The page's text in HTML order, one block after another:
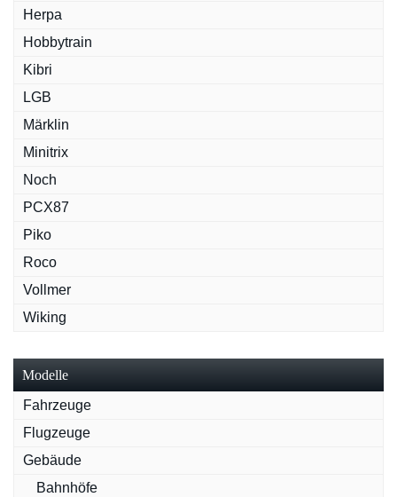
Herpa
Hobbytrain
Kibri
LGB
Märklin
Minitrix
Noch
PCX87
Piko
Roco
Vollmer
Wiking
Modelle
Fahrzeuge
Flugzeuge
Gebäude
Bahnhöfe